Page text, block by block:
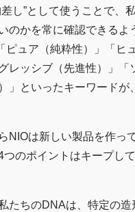
し”として使うことで、
のかを常に確認できるよ
ピュア（純粋性）」「ヒ
レッシブ（先進性）」「
」といったキーワードが
NIOは新しい製品を作っ
つのポイントはキープし
私たちのDNAは、特定の